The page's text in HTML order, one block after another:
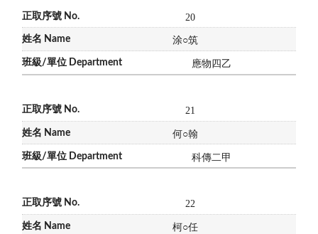
20
涂○筑
應物四乙
21
何○翰
科傳二甲
22
柯○任